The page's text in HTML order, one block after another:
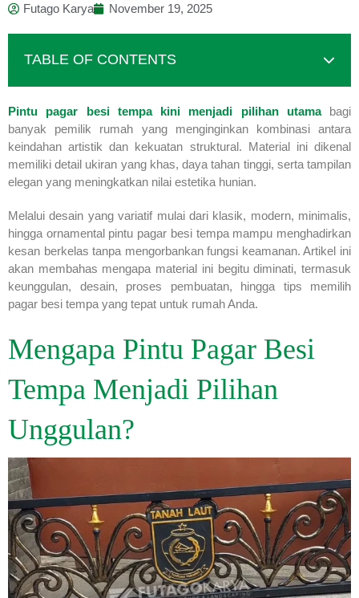
Futago Karya November 19, 2025
TABLE OF CONTENTS
Pintu pagar besi tempa kini menjadi pilihan utamabagi
banyak pemilik rumah yang menginginkan kombinasi antara
keindahan artistik dan kekuatan struktural. Material ini dikenal
memiliki detail ukiran yang khas, daya tahan tinggi, serta tampilan
elegan yang meningkatkan nilai estetika hunian.
Melalui desain yang variatif mulai dari klasik, modern, minimalis,
hingga ornamental pintu pagar besi tempa mampu menghadirkan
kesan berkelas tanpa mengorbankan fungsi keamanan. Artikel ini
akan membahas mengapa material ini begitu diminati, termasuk
keunggulan, desain, proses pembuatan, hingga tips memilih
pagar besi tempa yang tepat untuk rumah Anda.
Mengapa Pintu Pagar Besi
Tempa Menjadi Pilihan
Unggulan?